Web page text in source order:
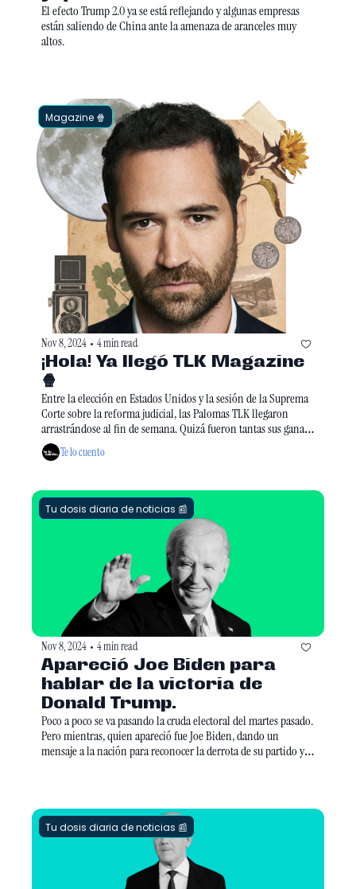
El efecto Trump 2.0 ya se está reflejando y algunas empresas
están saliendo de China ante la amenaza de aranceles muy
altos.
Magazine 🍿
Nov 8, 2024 • 4 min read
¡Hola! Ya llegó TLK Magazine
🍿
Entre la elección en Estados Unidos y la sesión de la Suprema
Corte sobre la reforma judicial, las Palomas TLK llegaron
arrastrándose al fin de semana. Quizá fueron tantas sus ganas
de desconectarse que la Magazine de hoy viene con varios
Te lo cuento
Tu dosis diaria de noticias 📰
Nov 8, 2024 • 4 min read
Apareció Joe Biden para
hablar de la victoria de
Poco a poco se va pasando la cruda electoral del martes pasado.
Pero mientras, quien apareció fue Joe Biden, dando un
mensaje a la nación para reconocer la derrota de su partido y
Tu dosis diaria de noticias 📰